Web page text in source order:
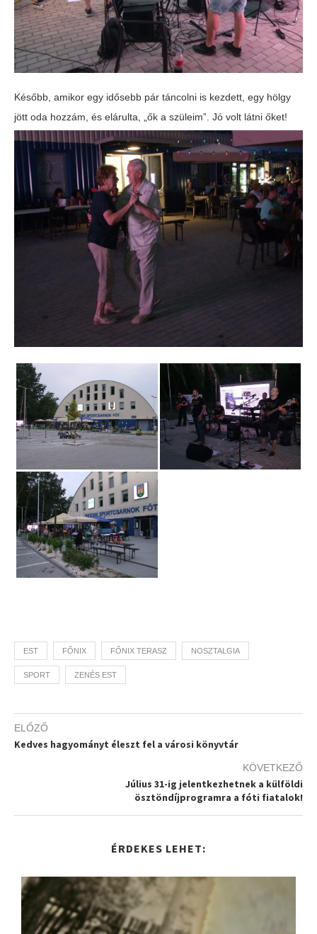
Később, amikor egy idősebb pár táncolni is kezdett, egy hölgy
jött oda hozzám, és elárulta, „ők a szüleim”. Jó volt látni őket!
EST FŐNIX FŐNIX TERASZ NOSZTALGIA
SPORT ZENÉS EST
ELŐZŐ
Kedves hagyományt éleszt fel a városi könyvtár
KÖVETKEZŐ
Július 31-ig jelentkezhetnek a külföldi
ösztöndíjprogramra a fóti fiatalok!
ÉRDEKES LEHET: